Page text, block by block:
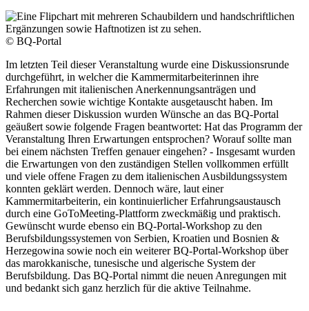
© BQ-Portal
Im letzten Teil dieser Veranstaltung wurde eine Diskussionsrunde
durchgeführt, in welcher die Kammermitarbeiterinnen ihre
Erfahrungen mit italienischen Anerkennungsanträgen und
Recherchen sowie wichtige Kontakte ausgetauscht haben. Im
Rahmen dieser Diskussion wurden Wünsche an das BQ-Portal
geäußert sowie folgende Fragen beantwortet: Hat das Programm der
Veranstaltung Ihren Erwartungen entsprochen? Worauf sollte man
bei einem nächsten Treffen genauer eingehen? - Insgesamt wurden
die Erwartungen von den zuständigen Stellen vollkommen erfüllt
und viele offene Fragen zu dem italienischen Ausbildungssystem
konnten geklärt werden. Dennoch wäre, laut einer
Kammermitarbeiterin, ein kontinuierlicher Erfahrungsaustausch
durch eine GoToMeeting-Plattform zweckmäßig und praktisch.
Gewünscht wurde ebenso ein BQ-Portal-Workshop zu den
Berufsbildungssystemen von Serbien, Kroatien und Bosnien &
Herzegowina sowie noch ein weiterer BQ-Portal-Workshop über
das marokkanische, tunesische und algerische System der
Berufsbildung. Das BQ-Portal nimmt die neuen Anregungen mit
und bedankt sich ganz herzlich für die aktive Teilnahme.